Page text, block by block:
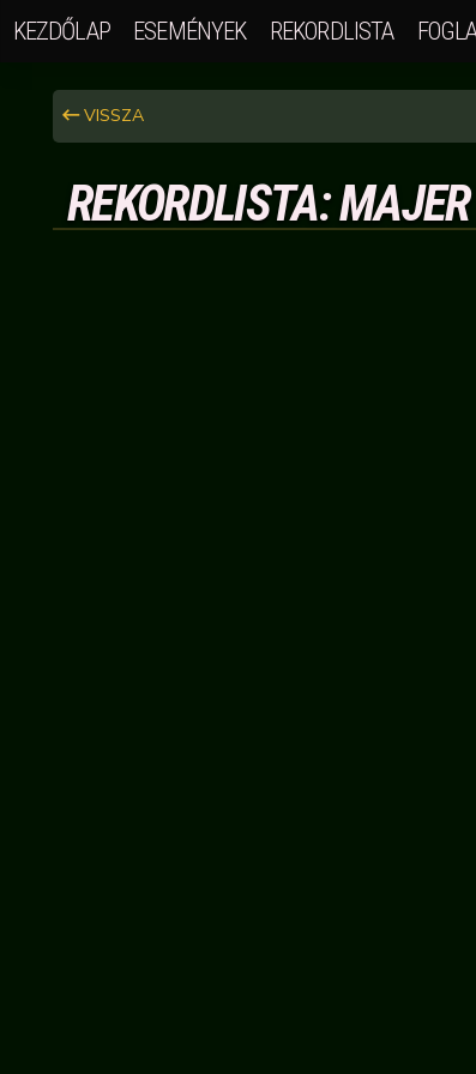
KEZDŐLAP ESEMÉNYEK REKORDLISTA
VISSZA
REKORDLISTA: